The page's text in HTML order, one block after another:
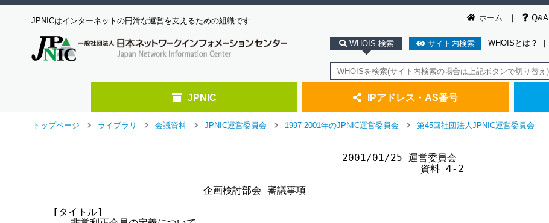
ホーム Q&A
JPNICはインターネットの円滑な運営を支えるための組織です
WHOIS 検索 サイト内検索 WHOISとは？ ｜
JPNIC IPアドレス・AS番号
トップページ
ライブラリ
会議資料
JPNIC運営委員会
1997-2001年のJPNIC運営委員会
第45回社団法人JPNIC運営委員会
                                                2001/01/25 運営委員会
                                                             資料 4-2
                         企画検討部会 審議事項
[タイトル]